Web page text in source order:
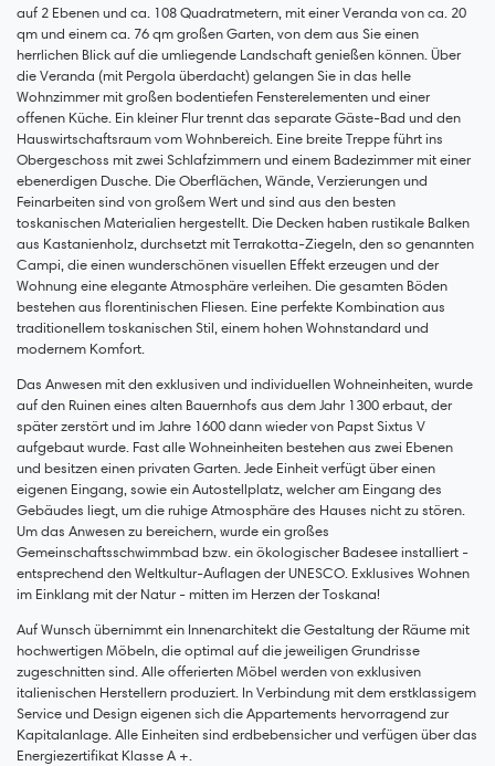
auf 2 Ebenen und ca. 108 Quadratmetern, mit einer Veranda von ca. 20
qm und einem ca. 76 qm großen Garten, von dem aus Sie einen
herrlichen Blick auf die umliegende Landschaft genießen können. Über
die Veranda (mit Pergola überdacht) gelangen Sie in das helle
Wohnzimmer mit großen bodentiefen Fensterelementen und einer
offenen Küche. Ein kleiner Flur trennt das separate Gäste-Bad und den
Hauswirtschaftsraum vom Wohnbereich. Eine breite Treppe führt ins
Obergeschoss mit zwei Schlafzimmern und einem Badezimmer mit einer
ebenerdigen Dusche. Die Oberflächen, Wände, Verzierungen und
Feinarbeiten sind von großem Wert und sind aus den besten
toskanischen Materialien hergestellt. Die Decken haben rustikale Balken
aus Kastanienholz, durchsetzt mit Terrakotta-Ziegeln, den so genannten
Campi, die einen wunderschönen visuellen Effekt erzeugen und der
Wohnung eine elegante Atmosphäre verleihen. Die gesamten Böden
bestehen aus florentinischen Fliesen. Eine perfekte Kombination aus
traditionellem toskanischen Stil, einem hohen Wohnstandard und
modernem Komfort.
Das Anwesen mit den exklusiven und individuellen Wohneinheiten, wurde
auf den Ruinen eines alten Bauernhofs aus dem Jahr 1300 erbaut, der
später zerstört und im Jahre 1600 dann wieder von Papst Sixtus V
aufgebaut wurde. Fast alle Wohneinheiten bestehen aus zwei Ebenen
und besitzen einen privaten Garten. Jede Einheit verfügt über einen
eigenen Eingang, sowie ein Autostellplatz, welcher am Eingang des
Gebäudes liegt, um die ruhige Atmosphäre des Hauses nicht zu stören.
Um das Anwesen zu bereichern, wurde ein großes
Gemeinschaftsschwimmbad bzw. ein ökologischer Badesee installiert -
entsprechend den Weltkultur-Auflagen der UNESCO. Exklusives Wohnen
im Einklang mit der Natur - mitten im Herzen der Toskana!
Auf Wunsch übernimmt ein Innenarchitekt die Gestaltung der Räume mit
hochwertigen Möbeln, die optimal auf die jeweiligen Grundrisse
zugeschnitten sind. Alle offerierten Möbel werden von exklusiven
italienischen Herstellern produziert. In Verbindung mit dem erstklassigem
Service und Design eigenen sich die Appartements hervorragend zur
Kapitalanlage. Alle Einheiten sind erdbebensicher und verfügen über das
Energiezertifikat Klasse A +.